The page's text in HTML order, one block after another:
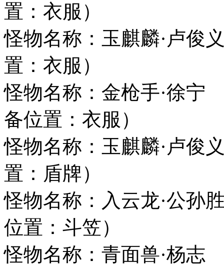
置：衣服）
怪物名称：玉麒麟
置：衣服）
怪物名称：金枪手·
备位置：衣服）
怪物名称：玉麒麟
置：盾牌）
怪物名称：入云
位置：斗笠）
怪物名称：青面